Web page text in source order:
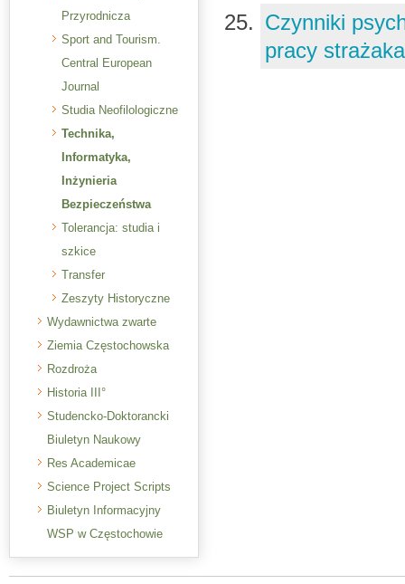
Przyrodnicza
Sport and Tourism.
Central European
Journal
Studia Neofilologiczne
Technika,
Informatyka,
Inżynieria
Bezpieczeństwa
Tolerancja: studia i
szkice
Transfer
Zeszyty Historyczne
Wydawnictwa zwarte
Ziemia Częstochowska
Rozdroża
Historia III°
Studencko-Doktorancki
Biuletyn Naukowy
Res Academicae
Science Project Scripts
Biuletyn Informacyjny
WSP w Częstochowie
Czynniki
pracy